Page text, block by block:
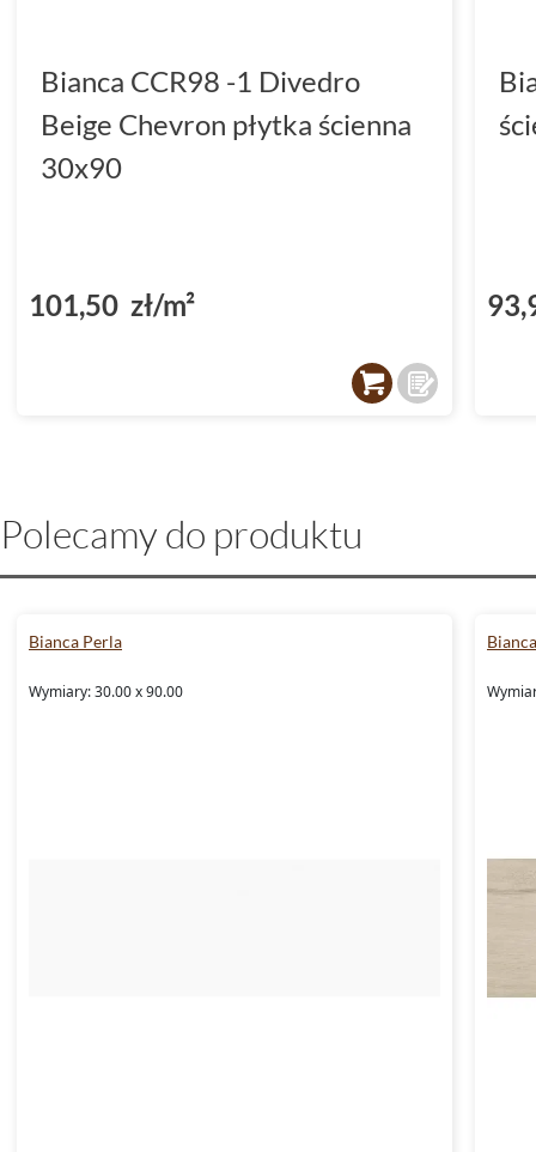
Bianca CCR98 -1 Divedro
Beige Chevron płytka ścienna
30x90
101,50 zł/m²
Polecamy do produktu
Bianca Perla
Wymiary: 30.00 x 90.00